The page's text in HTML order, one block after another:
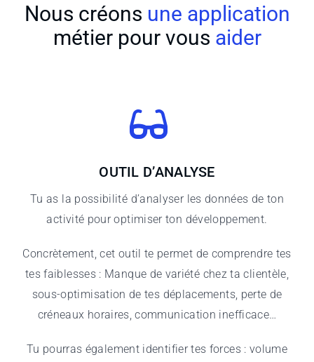
Nous créons une application
métier pour vous aider
OUTIL D’ANALYSE
Tu as la possibilité d’analyser les données de ton
activité pour optimiser ton développement.
Concrètement, cet outil te permet de comprendre tes
tes faiblesses : Manque de variété chez ta clientèle,
sous-optimisation de tes déplacements, perte de
créneaux horaires, communication inefficace…
Tu pourras également identifier tes forces : volume